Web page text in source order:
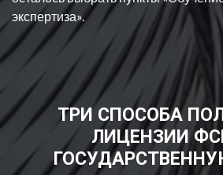
экспертиза».
ТРИ СПОСОБА
ЛИЦЕНЗИИ